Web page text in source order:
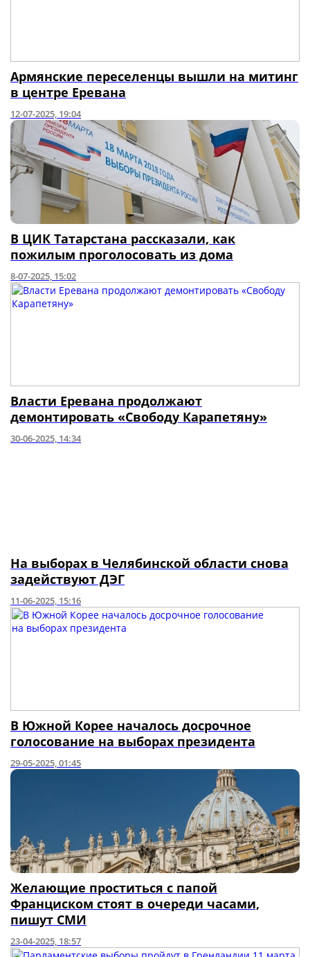
Армянские переселенцы вышли на митинг
в центре Еревана
12-07-2025, 19:04
В ЦИК Татарстана рассказали, как
пожилым проголосовать из дома
8-07-2025, 15:02
Власти Еревана продолжают
демонтировать «Свободу Карапетяну»
30-06-2025, 14:34
На выборах в Челябинской области снова
задействуют ДЭГ
11-06-2025, 15:16
В Южной Корее началось досрочное
голосование на выборах президента
29-05-2025, 01:45
Желающие проститься с папой
Франциском стоят в очереди часами,
пишут СМИ
23-04-2025, 18:57